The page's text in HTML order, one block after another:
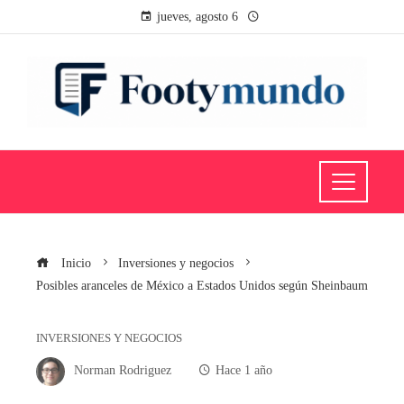
jueves, agosto 6
Inicio
Inversiones y negocios
Posibles aranceles de México a Estados Unidos según Sheinbaum
INVERSIONES Y NEGOCIOS
Norman Rodriguez Hace 1 año